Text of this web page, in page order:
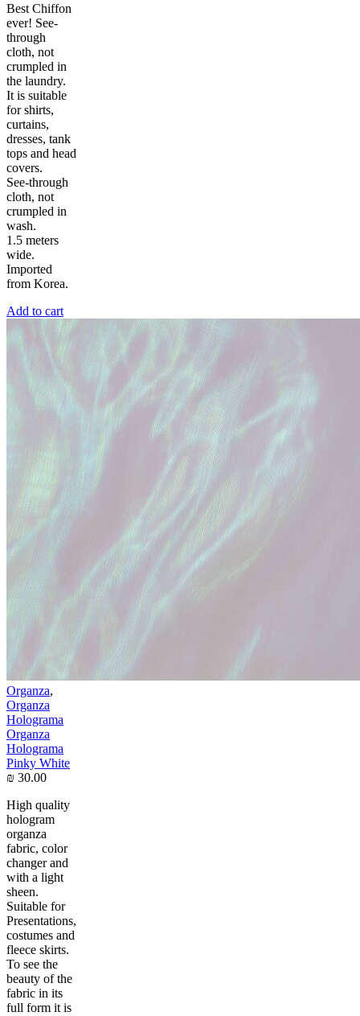
Best Chiffon
ever! See-
through
cloth, not
crumpled in
the laundry.
It is suitable
for shirts,
curtains,
dresses, tank
tops and head
covers.
See-through
cloth, not
crumpled in
wash.
1.5 meters
wide.
Imported
from Korea.
Add to cart
Organza,
Organza
Holograma
Organza
Holograma
Pinky White
₪ 30.00
High quality
hologram
organza
fabric, color
changer and
with a light
sheen.
Suitable for
Presentations,
costumes and
fleece skirts.
To see the
beauty of the
fabric in its
full form it is